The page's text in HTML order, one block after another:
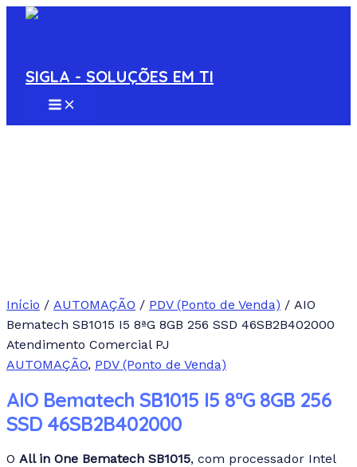
Ir
conteúdo
SIGLA - SOLUÇÕES EM TI
MAIN
Início / AUTOMAÇÃO / PDV (Ponto de Venda) / AIO
Bematech SB1015 I5 8ªG 8GB 256 SSD 46SB2B402000
Atendimento Comercial PJ
AUTOMAÇÃO, PDV (Ponto de Venda)
AIO Bematech SB1015 I5 8ªG 8GB 256
SSD 46SB2B402000
O All in One Bematech SB1015, com processador Intel